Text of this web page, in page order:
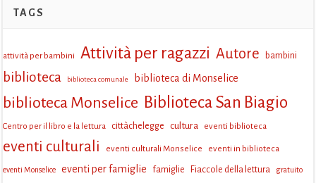
TAGS
attività per bambini Attività per ragazzi Autore bambini
biblioteca biblioteca comunale biblioteca di Monselice
biblioteca Monselice Biblioteca San Biagio
Centro per il libro e la lettura cittàchelegge cultura eventi biblioteca
eventi culturali eventi culturali Monselice eventi in biblioteca
eventi Monselice eventi per famiglie famiglie Fiaccole della lettura gratuito